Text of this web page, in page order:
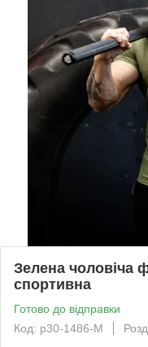
Зелена чоловіча
спортивна
Готово до відправки
Код: p30-1486-M